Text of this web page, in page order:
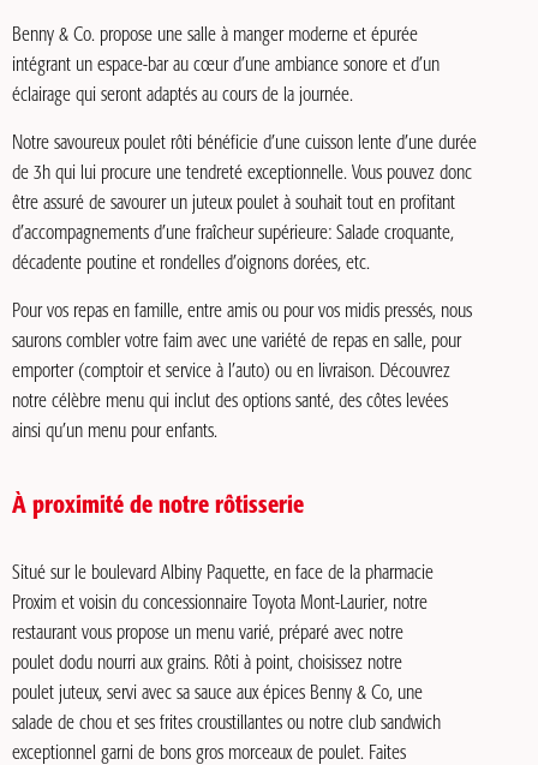
Benny & Co. propose une salle à manger moderne et épurée
intégrant un espace-bar au cœur d’une ambiance sonore et d’un
éclairage qui seront adaptés au cours de la journée.
Notre savoureux poulet rôti bénéficie d’une cuisson lente d’une durée
de 3h qui lui procure une tendreté exceptionnelle. Vous pouvez donc
être assuré de savourer un juteux poulet à souhait tout en profitant
d’accompagnements d’une fraîcheur supérieure: Salade croquante,
décadente poutine et rondelles d’oignons dorées, etc.
Pour vos repas en famille, entre amis ou pour vos midis pressés, nous
saurons combler votre faim avec une variété de repas en salle, pour
emporter (comptoir et service à l’auto) ou en livraison. Découvrez
notre célèbre menu qui inclut des options santé, des côtes levées
ainsi qu’un menu pour enfants.
À proximité de notre rôtisserie
Situé sur le boulevard Albiny Paquette, en face de la pharmacie
Proxim et voisin du concessionnaire Toyota Mont-Laurier, notre
restaurant vous propose un menu varié, préparé avec notre
poulet dodu nourri aux grains. Rôti à point, choisissez notre
poulet juteux, servi avec sa sauce aux épices Benny & Co, une
salade de chou et ses frites croustillantes ou notre club sandwich
exceptionnel garni de bons gros morceaux de poulet. Faites